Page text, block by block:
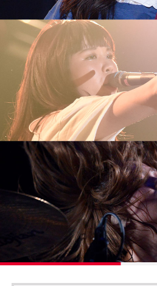
Cocotameとは
#エンタメ業界のちょ
#サステナブルな取り組み
#リクルー
運営会社 プライ